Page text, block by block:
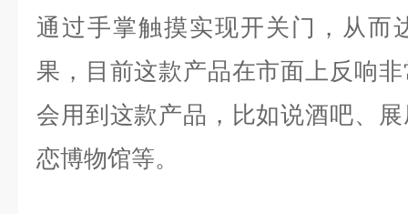
通过手掌触摸实现开关门，从而
果，目前这款产品在市面上反响
会用到这款产品，比如说酒吧、
恋博物馆等。